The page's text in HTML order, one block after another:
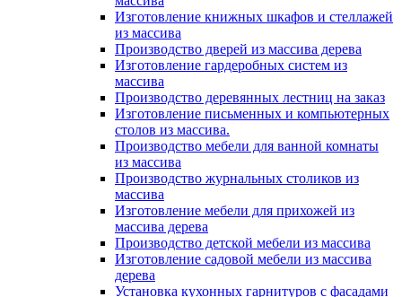
Изготовление книжных шкафов и стеллажей
из массива
Производство дверей из массива дерева
Изготовление гардеробных систем из
массива
Производство деревянных лестниц на заказ
Изготовление письменных и компьютерных
столов из массива.
Производство мебели для ванной комнаты
из массива
Производство журнальных столиков из
массива
Изготовление мебели для прихожей из
массива дерева
Производство детской мебели из массива
Изготовление садовой мебели из массива
дерева
Установка кухонных гарнитуров с фасадами